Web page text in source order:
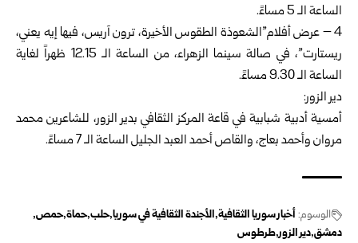
الساعة الـ 5 مساءً.
4 – عرض أفلام”الشعوذة الطقوس الأخيرة، ترون آريس، فيها إيه يعني،
ريستارت”، في صالة سينما الزهراء، من الساعة الـ 12.15 ظهراً لغاية
الساعة الـ 9.30 مساءً.
دير الزور:
أمسية أدبية شبابية في قاعة المركز الثقافي بدير الزور، للشاعرين محمد
مروان وأحمد بعاج، والقاص أحمد العبد الجليل الساعة الـ 7 مساءً.
الوسوم:أخبار سوريا الثقافية الأجندة الثقافية في سوريا حلب حماة حمص
دمشق دير الزور طرطوس